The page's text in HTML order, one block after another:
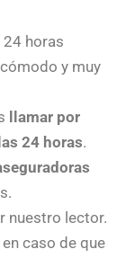
24 horas
y muy
llamar por
24 horas.
nuestro lector.
en caso de que